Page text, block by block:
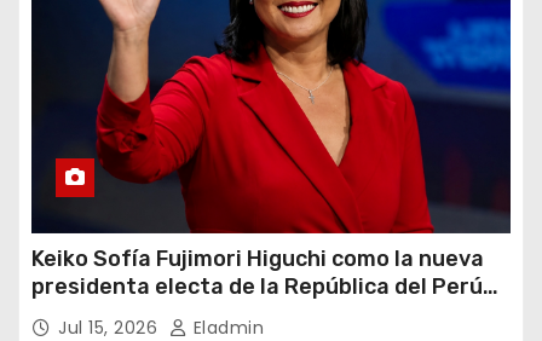
Keiko Sofía Fujimori Higuchi como la nueva
presidenta electa de la República del Perú
para el periodo constitucional 2026-2031
Jul 15, 2026 Eladmin